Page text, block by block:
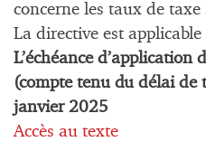
concerne les taux de
La directive est
L’échéance d’application
(compte tenu du délai de
janvier 2025
Accès au texte